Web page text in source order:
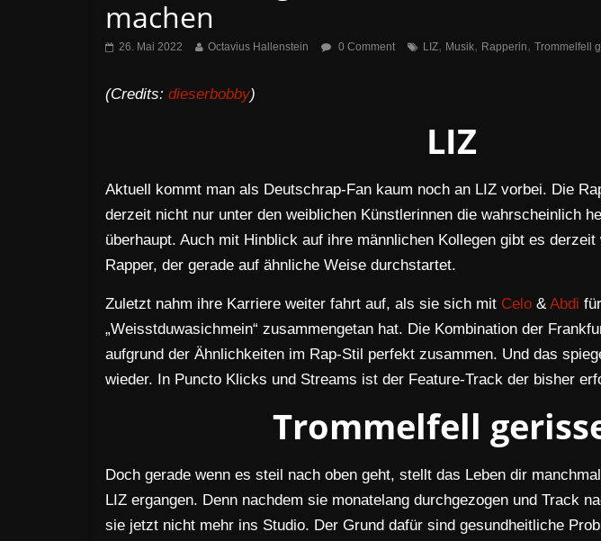
machen
26. Mai 2022 Octavius Hallenstein 0 Comment LIZ, Musik, Rapperin, Trommelfell
(Credits: dieserbobby)
LIZ
Aktuell kommt man als Deutschrap-Fan kaum noch an LIZ vorbei. Die
derzeit nicht nur unter den weiblichen Künstlerinnen die wahrscheinlich
überhaupt. Auch mit Hinblick auf ihre männlichen Kollegen gibt es
Rapper, der gerade auf ähnliche Weise durchstartet.
Zuletzt nahm ihre Karriere weiter fahrt auf, als sie sich mit Celo & Abdi
„Weisstduwasichmein“ zusammengetan hat. Die Kombination der
aufgrund der Ähnlichkeiten im Rap-Stil perfekt zusammen. Und das
wieder. In Puncto Klicks und Streams ist der Feature-Track der bisher
Trommelfell
Doch gerade wenn es steil nach oben geht, stellt das Leben dir
LIZ ergangen. Denn nachdem sie monatelang durchgezogen und Track
sie jetzt nicht mehr ins Studio. Der Grund dafür sind gesundheitliche